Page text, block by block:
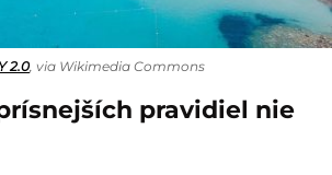
2.0, via Wikimedia Commons
pravidiel nie